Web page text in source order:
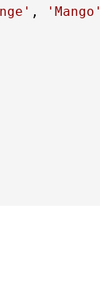
, 'Mango'